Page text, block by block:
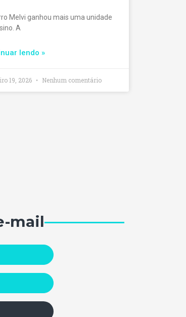
Melvi ganhou mais uma unidade
A
lendo »
19, 2026 Nenhum comentário
mail